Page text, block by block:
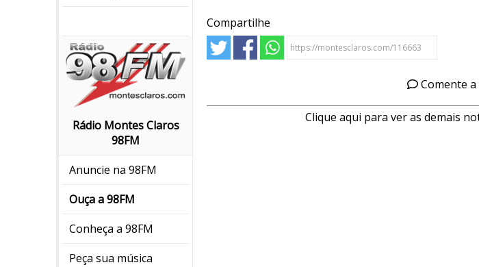
Rádio Montes Claros
98FM
Anuncie na 98FM
Ouça a 98FM
Conheça a 98FM
Peça sua música
Compartilhe
Comente a
Clique aqui para ver as demais